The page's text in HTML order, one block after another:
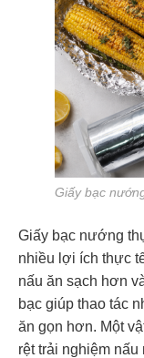
Giấy bạc
Giấy bạc nướng
nhiều lợi ích thực
nấu ăn sạch hơn
bạc giúp thao tác
ăn gọn hơn. Một
rệt trải nghiệm